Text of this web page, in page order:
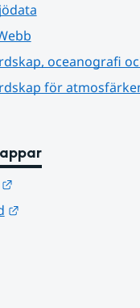
oceanografi
för
Länk till annan
Länk till annan